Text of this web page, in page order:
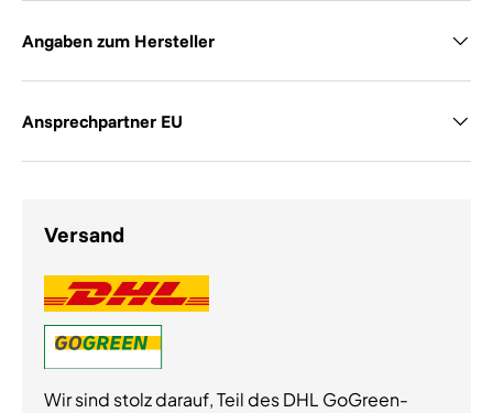
Angaben zum Hersteller
Ansprechpartner EU
Versand
Wir sind stolz darauf, Teil des DHL GoGreen-